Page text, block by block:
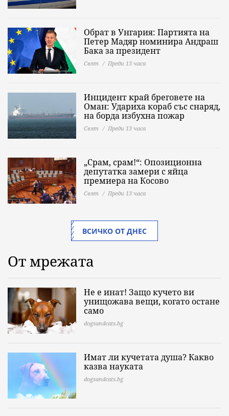
Обрат в Унгария: Партията на
Петер Мадяр номинира Андраш
Бака за президент
Свят Преди 13 часа
Инцидент край бреговете на
Оман: Удариха кораб със снаряд,
на борда избухна пожар
Свят Преди 13 часа
„Срам, срам!“: Опозиционна
депутатка замери с яйца
премиера на Косово
Свят Преди 13 часа
ВСИЧКО ОТ ДНЕС
От мрежата
Не е инат! Защо кучето ви
унищожава вещи, когато остане
само
dogsandcats.bg
Имат ли кучетата душа? Какво
казва науката
dogsandcats.bg